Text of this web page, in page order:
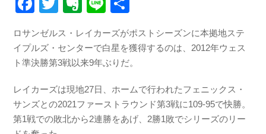
c
e
o
o
tt
er
er
n
e
e
ロサンゼルス・レイカーズがポストシーズンに本拠地ステ
イプルズ・センターで白星を獲得するのは、2012年ウェス
ト準決勝第3戦以来9年ぶりだ。
レイカーズは現地27日、ホームで行われたフェニックス・
サンズとの2021ファーストラウンド第3戦に109-95で快勝。
第1戦での敗北から2連勝をあげ、2勝1敗でシリーズのリー